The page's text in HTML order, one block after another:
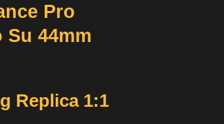
Pro
Su 44mm
Replica 1:1